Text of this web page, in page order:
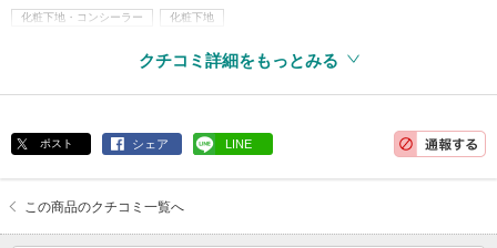
化粧下地・コンシーラー 化粧下地
クチコミ詳細をもっとみる
ポスト シェア LINE
この商品のクチコミ一覧へ